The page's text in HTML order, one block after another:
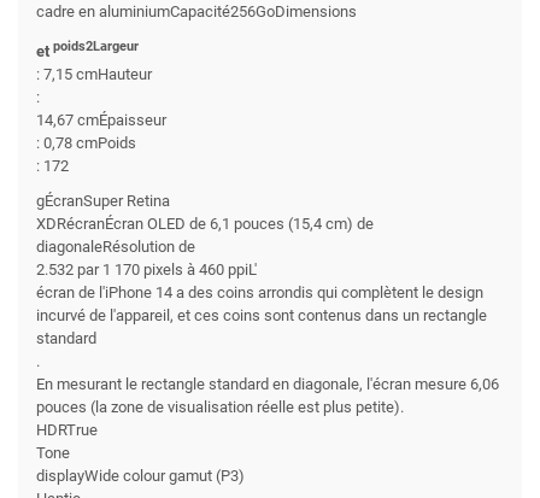
cadre en aluminiumCapacité256GoDimensions
et poids2Largeur
: 7,15 cmHauteur
:
14,67 cmÉpaisseur
: 0,78 cmPoids
: 172
gÉcranSuper Retina
XDRécranÉcran OLED de 6,1 pouces (15,4 cm) de
diagonaleRésolution de
2.532 par 1 170 pixels à 460 ppiL'
écran de l'iPhone 14 a des coins arrondis qui complètent le design
incurvé de l'appareil, et ces coins sont contenus dans un rectangle
standard
.
En mesurant le rectangle standard en diagonale, l'écran mesure 6,06
pouces (la zone de visualisation réelle est plus petite).
HDRTrue
Tone
displayWide colour gamut (P3)